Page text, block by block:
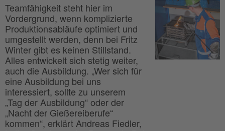
Teamfähigkeit steht hier im
Vordergrund, wenn komplizierte
Produktionsabläufe optimiert und
umgestellt werden, denn bei Fritz
Winter gibt es keinen Stillstand.
Alles entwickelt sich stetig weiter,
auch die Ausbildung. „Wer sich für
eine Ausbildung bei uns
interessiert, sollte zu unserem
„Tag der Ausbildung“ oder der
„Nacht der Gießereiberufe“
kommen“, erklärt Andreas Fiedler,